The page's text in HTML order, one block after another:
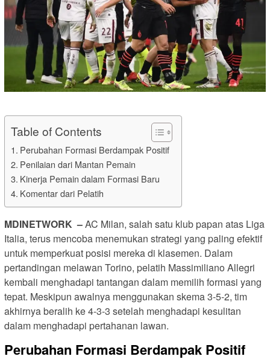
Table of Contents
Perubahan Formasi Berdampak Positif
Penilaian dari Mantan Pemain
Kinerja Pemain dalam Formasi Baru
Komentar dari Pelatih
MDINETWORK –AC Milan, salah satu klub papan atas Liga
Italia, terus mencoba menemukan strategi yang paling efektif
untuk memperkuat posisi mereka di klasemen. Dalam
pertandingan melawan Torino, pelatih Massimiliano Allegri
kembali menghadapi tantangan dalam memilih formasi yang
tepat. Meskipun awalnya menggunakan skema 3-5-2, tim
akhirnya beralih ke 4-3-3 setelah menghadapi kesulitan
dalam menghadapi pertahanan lawan.
Perubahan Formasi Berdampak Positif